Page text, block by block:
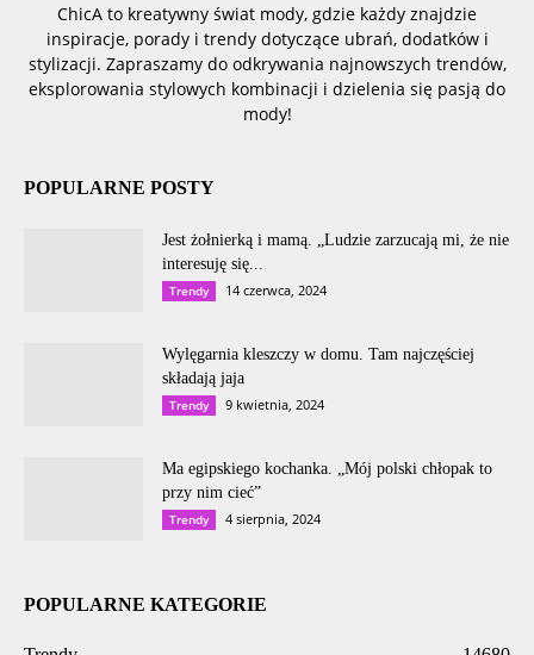
ChicA to kreatywny świat mody, gdzie każdy znajdzie
inspiracje, porady i trendy dotyczące ubrań, dodatków i
stylizacji. Zapraszamy do odkrywania najnowszych trendów,
eksplorowania stylowych kombinacji i dzielenia się pasją do
mody!
POPULARNE POSTY
Jest żołnierką i mamą. „Ludzie zarzucają mi, że nie
interesuję się...
Trendy 14 czerwca, 2024
Wylęgarnia kleszczy w domu. Tam najczęściej
składają jaja
Trendy 9 kwietnia, 2024
Ma egipskiego kochanka. „Mój polski chłopak to
przy nim cieć”
Trendy 4 sierpnia, 2024
POPULARNE KATEGORIE